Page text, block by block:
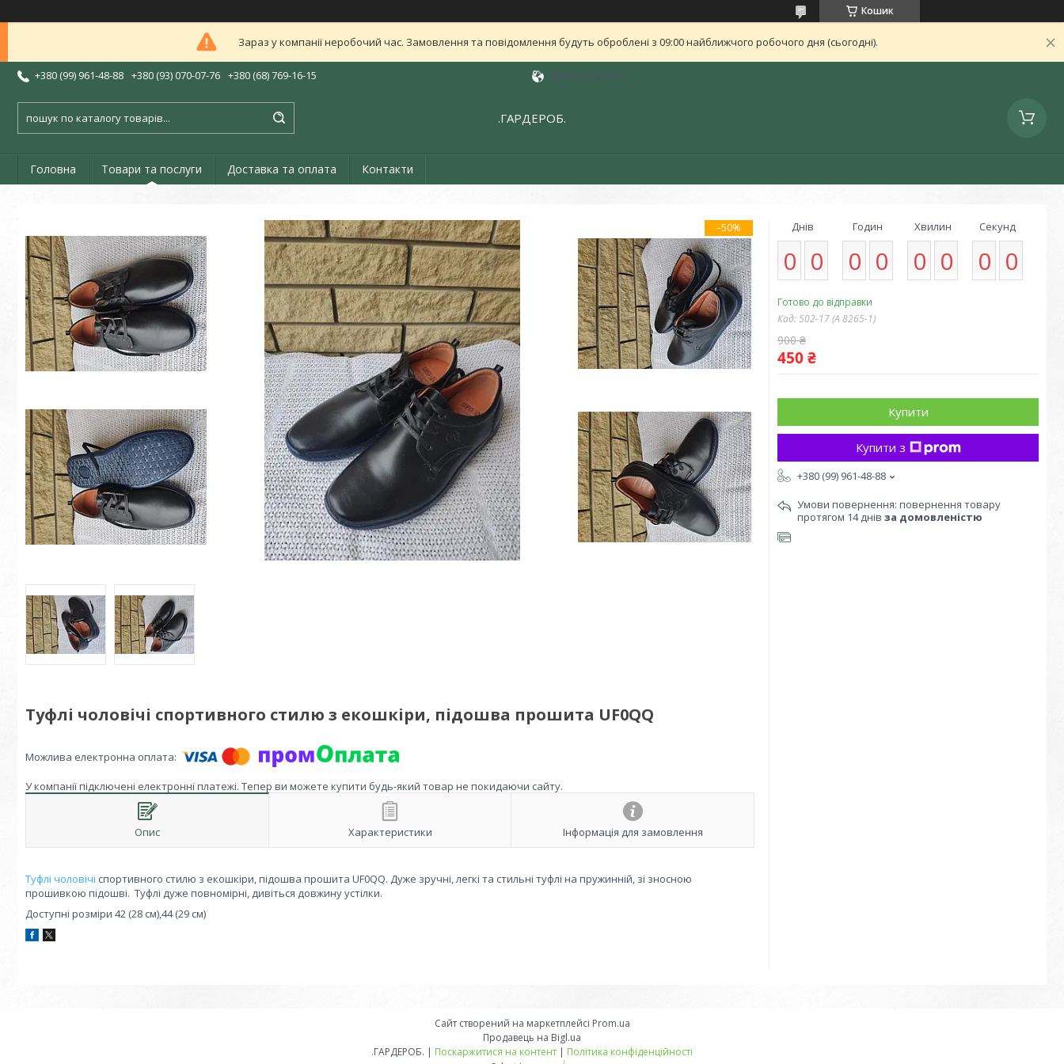
Кошик
Зараз у компанії неробочий час. Замовлення та повідомлення будуть оброблені з 09:00 найближчого робочого дня (сьогодні).
+380 (99) 961-48-88 +380 (93) 070-07-76 +380 (68) 769-16-15
.ГАРДЕРОБ.
Головна Товари та послуги Доставка та оплата Контакти
–50%
Туфлі чоловічі спортивного стилю з екошкіри, підошва прошита UF0QQ
У компанії підключені електронні платежі. Тепер ви можете купити будь-який товар не покидаючи сайту.
Опис Характеристики Інформація для замовлення
Туфлі чоловічі спортивного стилю з екошкіри, підошва прошита UF0QQ. Дуже зручні, легкі та стильні туфлі на пружинній, зі зносною
прошивкою підошві. Туфлі дуже повномірні, дивіться довжину устілки.
Доступні розміри 42 (28 см),44 (29 см)
Днів
0 0
Годин
0 0
Хвилин
0 0
Секунд
0 0
Готово до відправки
Код:502-17 (А 8265-1)
900 ₴
450 ₴
Купити
Купити з
+380 (99) 961-48-88
повернення товару
протягом 14 днів за домовленістю
Сайт створений на маркетплейсі Prom.ua
Продавець на Bigl.ua
.ГАРДЕРОБ. | Поскаржитися на контент | Політика конфіденційності